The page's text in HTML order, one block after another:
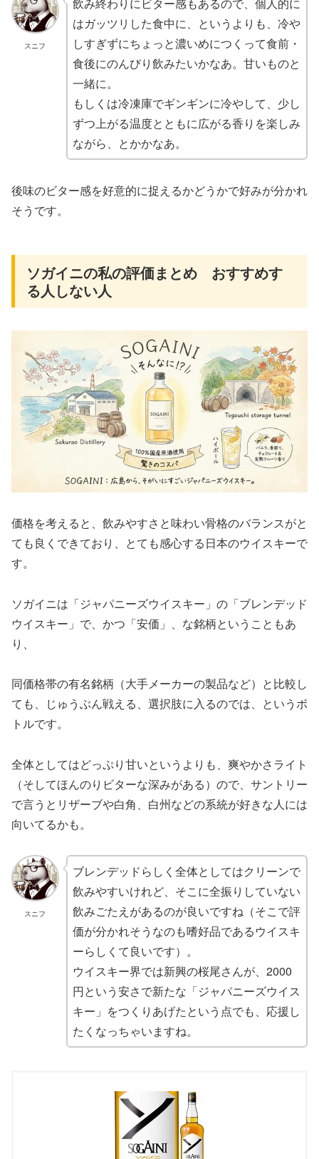
スニフ
はガッツリした食中に、というよりも、冷や
しすぎずにちょっと濃いめにつくって食前・
食後にのんびり飲みたいかなあ。甘いものと
一緒に。
もしくは冷凍庫でギンギンに冷やして、少し
ずつ上がる温度とともに広がる香りを楽しみ
ながら、とかかなあ。
後味のビター感を好意的に捉えるかどうかで好みが分かれ
そうです。
ソガイニの私の評価まとめ おすすめす
る人しない人
価格を考えると、飲みやすさと味わい骨格のバランスがと
ても良くできており、とても感心する日本のウイスキーで
す。
ソガイニは「ジャパニーズウイスキー」の「ブレンデッド
ウイスキー」で、かつ「安価」、な銘柄ということもあ
り、
同価格帯の有名銘柄（大手メーカーの製品など）と比較し
ても、じゅうぶん戦える、選択肢に入るのでは、というボ
トルです。
全体としてはどっぷり甘いというよりも、爽やかさライト
（そしてほんのりビターな深みがある）ので、サントリー
で言うとリザーブや白角、白州などの系統が好きな人には
向いてるかも。
スニフ
ブレンデッドらしく全体としてはクリーンで
飲みやすいけれど、そこに全振りしていない
飲みごたえがあるのが良いですね（そこで評
価が分かれそうなのも嗜好品であるウイスキ
ーらしくて良いです）。
ウイスキー界では新興の桜尾さんが、2000
円という安さで新たな「ジャパニーズウイス
キー」をつくりあげたという点でも、応援し
たくなっちゃいますね。